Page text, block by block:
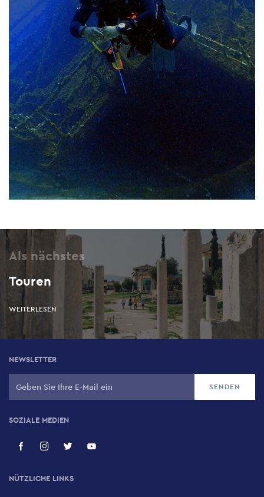
Als nächstes
Touren
WEITERLESEN
NEWSLETTER
SOZIALE MEDIEN
NÜTZLICHE LINKS